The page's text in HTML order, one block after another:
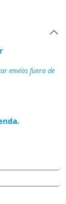
envíos fuera de